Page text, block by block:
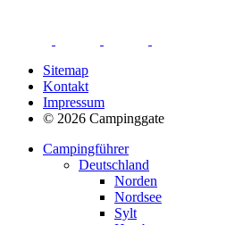
Sitemap
Kontakt
Impressum
© 2026 Campinggate
Campingführer
Deutschland
Norden
Nordsee
Sylt